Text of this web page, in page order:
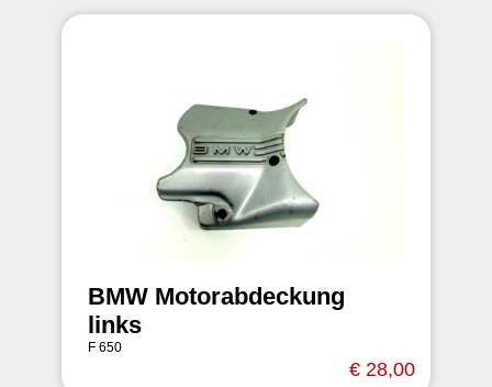
BMW Motorabdeckung
links
F 650
€ 28,00